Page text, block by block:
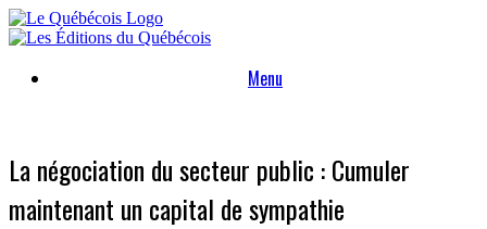
Skip
to
Menu
La négociation du secteur public : Cumuler
maintenant un capital de sympathie